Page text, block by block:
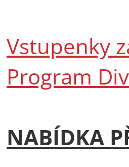
Vstupenky
Program
NABÍDKA